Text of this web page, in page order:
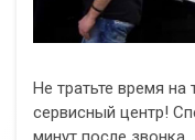
Не тратьте время на
сервисный центр!